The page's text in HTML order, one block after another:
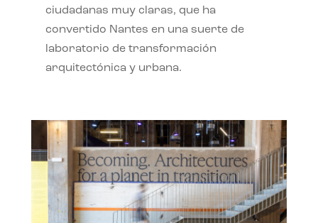
ciudadanas muy claras, que ha
convertido Nantes en una suerte de
laboratorio de transformación
arquitectónica y urbana.